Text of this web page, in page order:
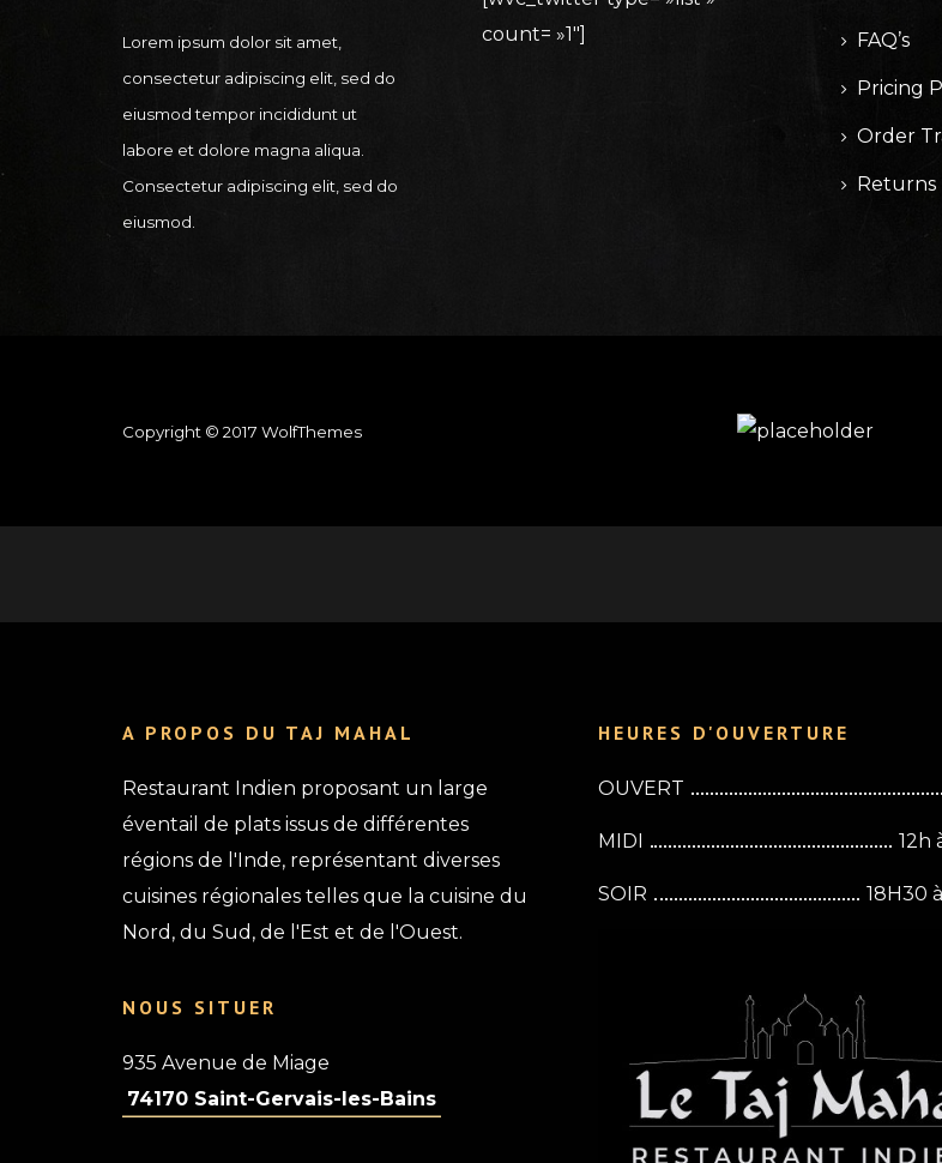
Lorem ipsum dolor sit amet,
consectetur adipiscing elit, sed do
eiusmod tempor incididunt ut
labore et dolore magna aliqua.
Consectetur adipiscing elit, sed do
eiusmod.
count= »1″]
FAQ’s
Pricing
Order
Returns
Copyright © 2017 WolfThemes
A PROPOS DU TAJ MAHAL
Restaurant Indien proposant un large
éventail de plats issus de différentes
régions de l'Inde, représentant diverses
cuisines régionales telles que la cuisine du
Nord, du Sud, de l'Est et de l'Ouest.
NOUS SITUER
935 Avenue de Miage
74170 Saint-Gervais-les-Bains
HEURES D'OUVERTURE
OUVERT
MIDI 12h
SOIR 18H30